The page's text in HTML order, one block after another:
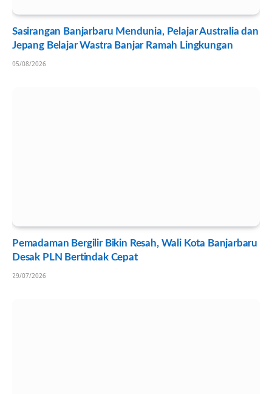
Sasirangan Banjarbaru Mendunia, Pelajar Australia dan
Jepang Belajar Wastra Banjar Ramah Lingkungan
05/08/2026
Pemadaman Bergilir Bikin Resah, Wali Kota Banjarbaru
Desak PLN Bertindak Cepat
29/07/2026